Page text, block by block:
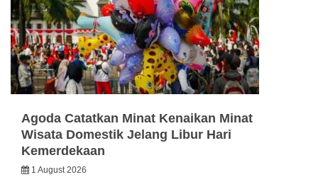
Agoda Catatkan Minat Kenaikan Minat
Wisata Domestik Jelang Libur Hari
Kemerdekaan
1 August 2026